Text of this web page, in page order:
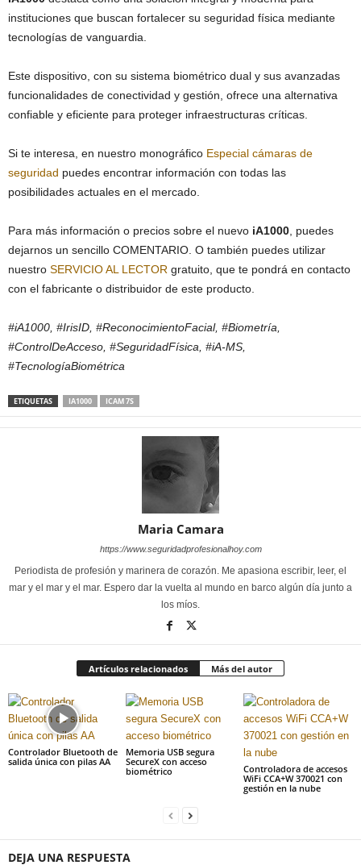
instituciones que buscan fortalecer su seguridad física mediante
tecnologías de vanguardia.
Este dispositivo, con su sistema biométrico dual y sus avanzadas
funcionalidades de conectividad y gestión, ofrece una alternativa
confiable y eficiente para proteger infraestructuras críticas.
Si te interesa, en nuestro monográfico Especial cámaras de
seguridad puedes encontrar información con todas las
posibilidades actuales en el mercado.
Para más información o precios sobre el nuevo iA1000 , puedes
dejarnos un sencillo COMENTARIO. O también puedes utilizar
nuestro SERVICIO AL LECTOR gratuito, que te pondrá en contacto
con el fabricante o distribuidor de este producto.
#iA1000, #IrisID, #ReconocimientoFacial, #Biometría,
#ControlDeAcceso, #SeguridadFísica, #iA-MS,
#TecnologíaBiométrica
ETIQUETAS IA1000 ICAM 7S
Maria Camara
https://www.seguridadprofesionalhoy.com
Periodista de profesión y marinera de corazón. Me apasiona escribir, leer, el
mar y el mar y el mar. Espero dar la vuelta al mundo en barco algún día junto a
los míos.
Artículos relacionados Más del autor
Controlador Bluetooth de
salida única con pilas AA
Memoria USB segura
SecureX con acceso
biométrico
Controladora de accesos
WiFi CCA+W 370021 con
gestión en la nube
DEJA UNA RESPUESTA